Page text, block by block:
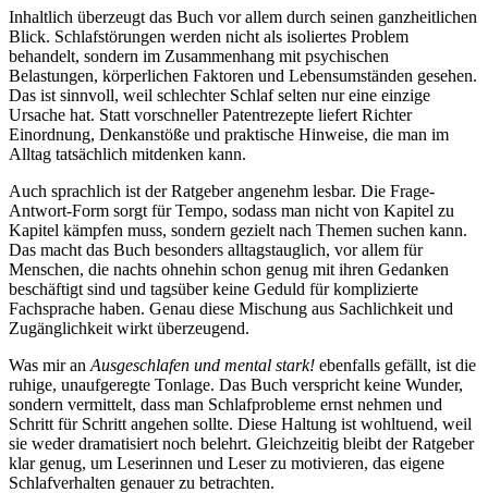
Inhaltlich überzeugt das Buch vor allem durch seinen ganzheitlichen
Blick. Schlafstörungen werden nicht als isoliertes Problem
behandelt, sondern im Zusammenhang mit psychischen
Belastungen, körperlichen Faktoren und Lebensumständen gesehen.
Das ist sinnvoll, weil schlechter Schlaf selten nur eine einzige
Ursache hat. Statt vorschneller Patentrezepte liefert Richter
Einordnung, Denkanstöße und praktische Hinweise, die man im
Alltag tatsächlich mitdenken kann.
Auch sprachlich ist der Ratgeber angenehm lesbar. Die Frage-
Antwort-Form sorgt für Tempo, sodass man nicht von Kapitel zu
Kapitel kämpfen muss, sondern gezielt nach Themen suchen kann.
Das macht das Buch besonders alltagstauglich, vor allem für
Menschen, die nachts ohnehin schon genug mit ihren Gedanken
beschäftigt sind und tagsüber keine Geduld für komplizierte
Fachsprache haben. Genau diese Mischung aus Sachlichkeit und
Zugänglichkeit wirkt überzeugend.
Was mir an Ausgeschlafen und mental stark! ebenfalls gefällt, ist die
ruhige, unaufgeregte Tonlage. Das Buch verspricht keine Wunder,
sondern vermittelt, dass man Schlafprobleme ernst nehmen und
Schritt für Schritt angehen sollte. Diese Haltung ist wohltuend, weil
sie weder dramatisiert noch belehrt. Gleichzeitig bleibt der Ratgeber
klar genug, um Leserinnen und Leser zu motivieren, das eigene
Schlafverhalten genauer zu betrachten.